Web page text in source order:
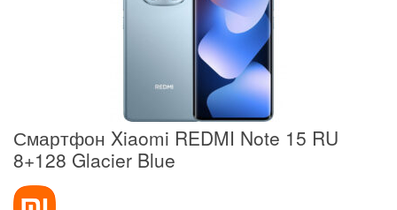
Смартфон Xiaomi REDMI Note 15 RU
8+128 Glacier Blue